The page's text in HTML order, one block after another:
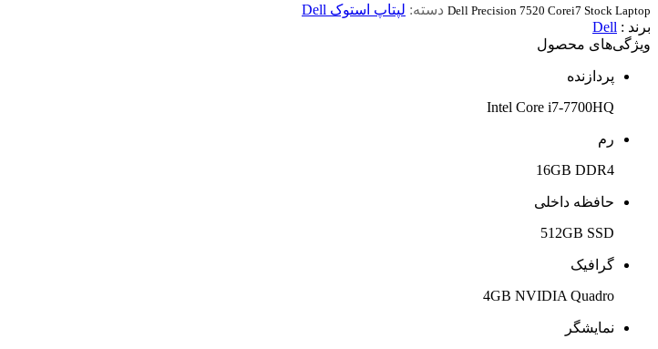
Dell Precision 7520 Corei7 Stock Laptop دسته: لپتاپ استوک Dell
برند : Dell
ویژگی‌های محصول
پردازنده
Intel Core i7-7700HQ
رم
16GB DDR4
حافظه داخلی
512GB SSD
گرافیک
4GB NVIDIA Quadro
نمایشگر